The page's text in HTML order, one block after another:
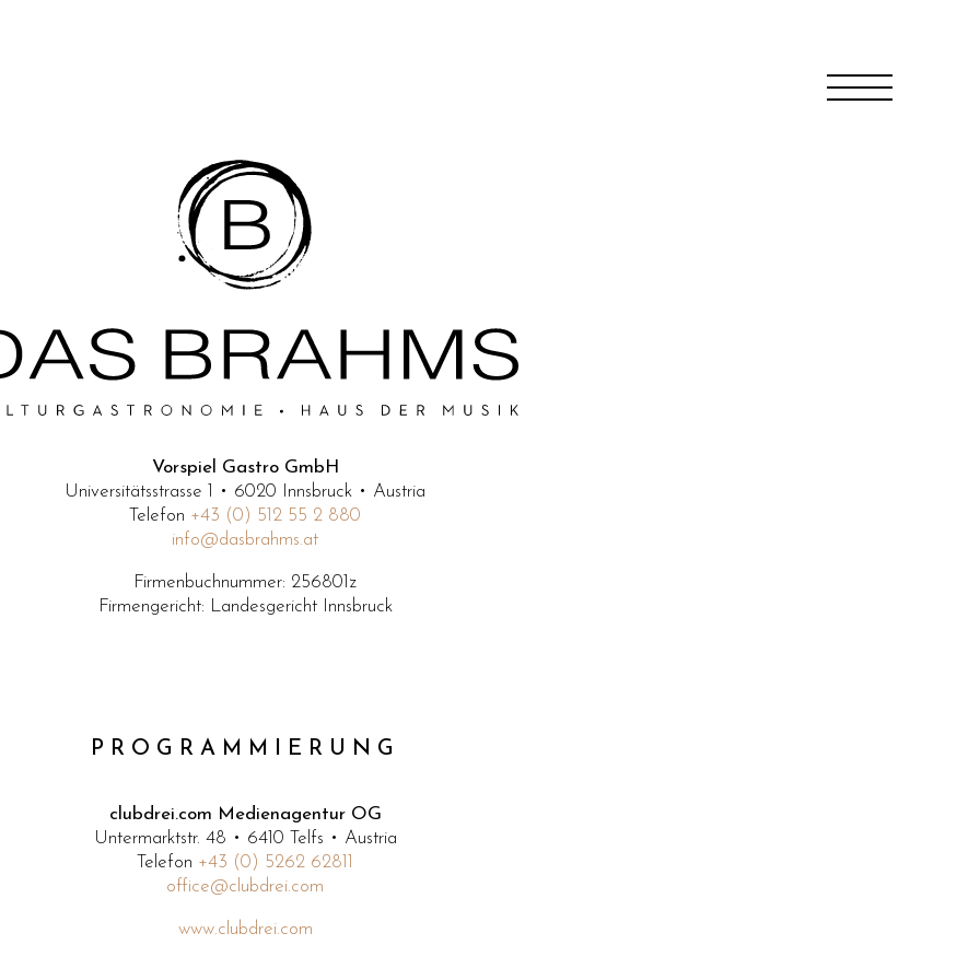
Vorspiel Gastro GmbH
Universitätsstrasse 1 • 6020 Innsbruck • Austria
Telefon +43 (0) 512 55 2 880
info@dasbrahms.at
Firmenbuchnummer: 256801z
Firmengericht: Landesgericht Innsbruck
PROGRAMMIERUNG
clubdrei.com Medienagentur OG
Untermarktstr. 48 • 6410 Telfs • Austria
Telefon +43 (0) 5262 62811
office@clubdrei.com
www.clubdrei.com